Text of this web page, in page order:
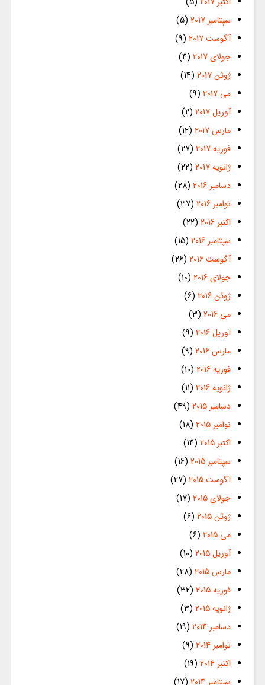
سپتامبر 2017
(5)
آگوست 2017
(9)
جولای 2017
(4)
ژوئن 2017
(14)
می 2017
(9)
آوریل 2017
(2)
مارس 2017
(12)
فوریه 2017
(27)
ژانویه 2017
(22)
دسامبر 2016
(28)
نوامبر 2016
(37)
اکتبر 2016
(22)
سپتامبر 2016
(15)
آگوست 2016
(26)
جولای 2016
(10)
ژوئن 2016
(6)
می 2016
(3)
آوریل 2016
(9)
مارس 2016
(9)
فوریه 2016
(10)
ژانویه 2016
(11)
دسامبر 2015
(49)
نوامبر 2015
(18)
اکتبر 2015
(14)
سپتامبر 2015
(16)
آگوست 2015
(27)
جولای 2015
(17)
ژوئن 2015
(6)
می 2015
(6)
آوریل 2015
(10)
مارس 2015
(28)
فوریه 2015
(32)
ژانویه 2015
(3)
دسامبر 2014
(19)
نوامبر 2014
(9)
اکتبر 2014
(19)
سپتامبر 2014
(17)